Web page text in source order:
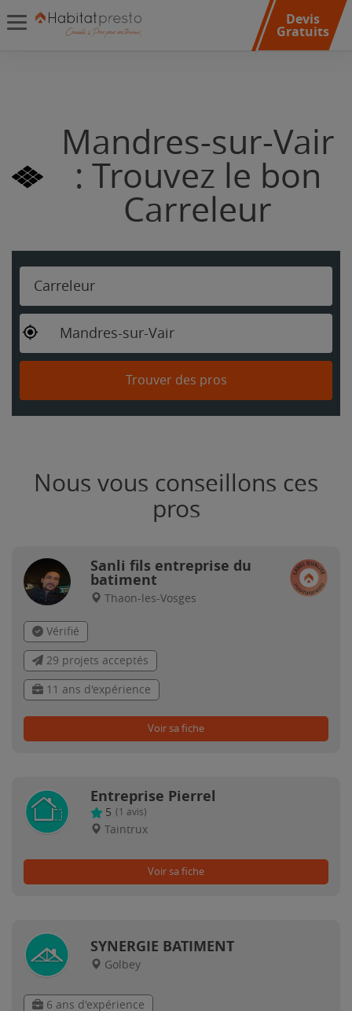
Devis
Gratuits
Mandres-sur-Vair
: Trouvez le bon
Carreleur
Carreleur
Mandres-sur-Vair
Trouver des pros
Nous vous conseillons ces
pros
Sanli fils entreprise du
batiment
Thaon-les-Vosges
Vérifié
29 projets acceptés
11 ans d'expérience
Voir sa fiche
Entreprise Pierrel
5 (1 avis)
Taintrux
Voir sa fiche
SYNERGIE BATIMENT
Golbey
6 ans d'expérience